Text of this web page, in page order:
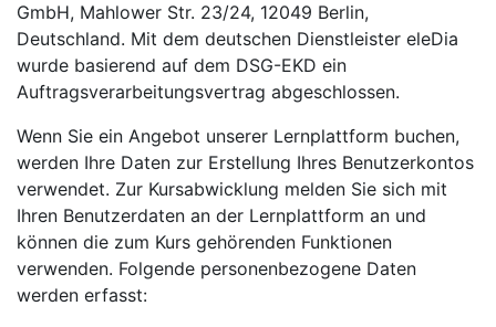
GmbH, Mahlower Str. 23/24, 12049 Berlin,
Deutschland. Mit dem deutschen Dienstleister eleDia
wurde basierend auf dem DSG-EKD ein
Auftragsverarbeitungsvertrag abgeschlossen.
Wenn Sie ein Angebot unserer Lernplattform buchen,
werden Ihre Daten zur Erstellung Ihres Benutzerkontos
verwendet. Zur Kursabwicklung melden Sie sich mit
Ihren Benutzerdaten an der Lernplattform an und
können die zum Kurs gehörenden Funktionen
verwenden. Folgende personenbezogene Daten
werden erfasst: